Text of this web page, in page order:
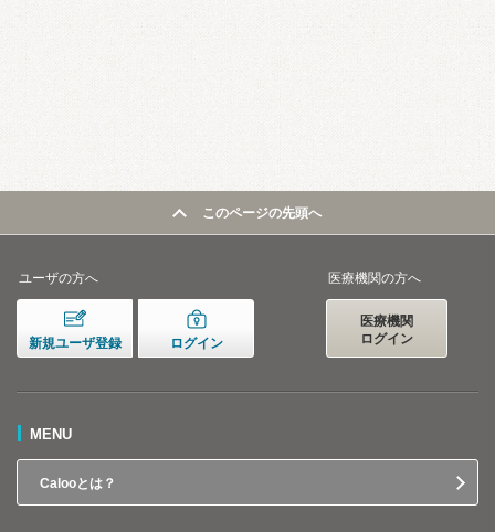
このページの先頭へ
ユーザの方へ
新規ユーザ登録 ログイン
医療機関の方へ
医療機関
ログイン
MENU
Calooとは？